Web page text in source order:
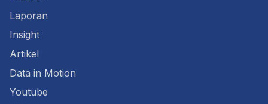
Laporan
Insight
Artikel
Data in Motion
Youtube